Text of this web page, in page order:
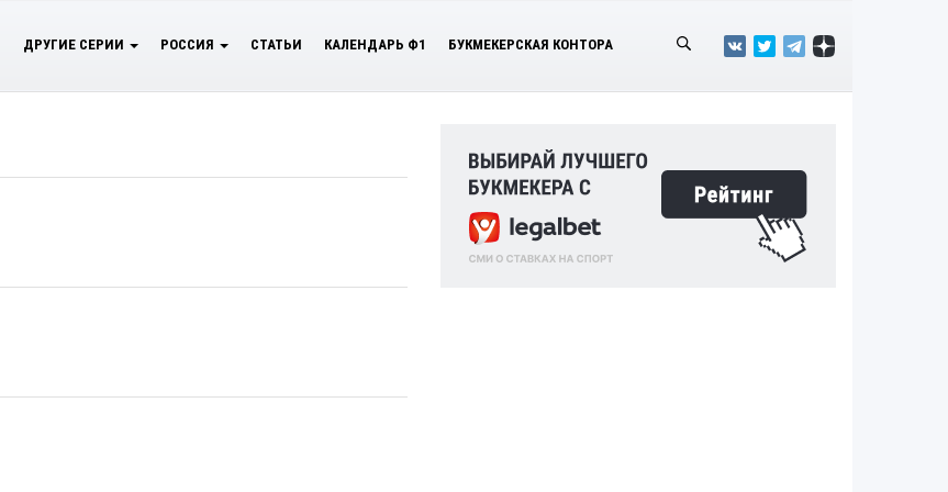
ДРУГИЕ СЕРИИ РОССИЯ СТАТЬИ КАЛЕНДАРЬ Ф1 БУКМЕКЕРСКАЯ КОНТОРА